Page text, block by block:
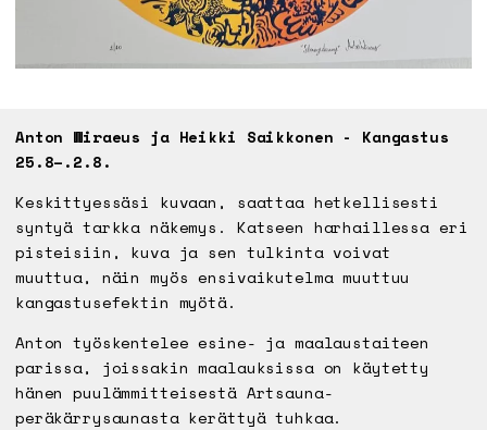
Anton Wiraeus ja Heikki Saikkonen - Kangastus
25.8–.2.8.
Keskittyessäsi kuvaan, saattaa hetkellisesti
syntyä tarkka näkemys. Katseen harhaillessa eri
pisteisiin, kuva ja sen tulkinta voivat
muuttua, näin myös ensivaikutelma muuttuu
kangastusefektin myötä.
Anton työskentelee esine- ja maalaustaiteen
parissa, joissakin maalauksissa on käytetty
hänen puulämmitteisestä Artsauna-
peräkärrysaunasta kerättyä tuhkaa.